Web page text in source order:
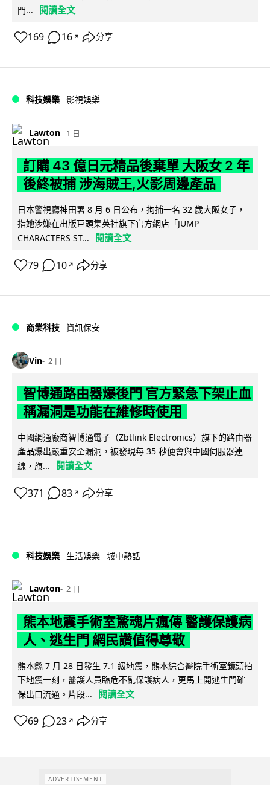
門...
閱讀全文
169 16 ↗ 分享
科技娛樂 影視娛樂
Lawton 1 日
訂購 43 億日元精品後棄單 大阪女 2 年
後終被捕 涉海賊王,火影周邊產品
日本警視廳神田署 8 月 6 日公布，拘捕一名 32 歲大阪女子，
指她涉嫌在出版巨頭集英社旗下官方網店「JUMP
CHARACTERS ST...
閱讀全文
79 10 ↗ 分享
商業科技 資訊保安
Vin 2 日
智博通路由器爆後門 官方緊急下架止血
稱漏洞是功能在維修時使用
中國網通廠商智博通電子（Zbtlink Electronics）旗下的路由器
產品爆出嚴重安全漏洞，被發現每 35 秒便會與中國伺服器連
線，旗...
閱讀全文
371 83 ↗ 分享
科技娛樂 生活娛樂 城中熱話
Lawton 2 日
熊本地震手術室驚魂片瘋傳 醫護保護病
人、逃生門 網民讚值得尊敬
熊本縣 7 月 28 日發生 7.1 級地震，熊本綜合醫院手術室鏡頭拍
下地震一刻，醫護人員臨危不亂保護病人，更馬上開逃生門確
保出口流通。片段...
閱讀全文
69 23 ↗ 分享
ADVERTISEMENT